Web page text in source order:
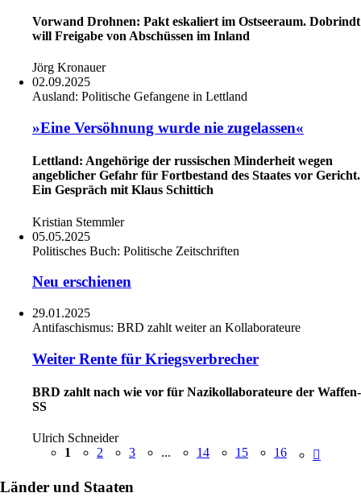
Vorwand Drohnen: Pakt eskaliert im Ostseeraum. Dobrindt
will Freigabe von Abschüssen im Inland
Jörg Kronauer
02.09.2025
Ausland: Politische Gefangene in Lettland
»Eine Versöhnung wurde nie zugelassen«
Lettland: Angehörige der russischen Minderheit wegen
angeblicher Gefahr für Fortbestand des Staates vor Gericht.
Ein Gespräch mit Klaus Schittich
Kristian Stemmler
05.05.2025
Politisches Buch: Politische Zeitschriften
Neu erschienen
29.01.2025
Antifaschismus: BRD zahlt weiter an Kollaborateure
Weiter Rente für Kriegsverbrecher
BRD zahlt nach wie vor für Nazikollaborateure der Waffen-
SS
Ulrich Schneider
1
2 3 ... 14 15 16
Länder und Staaten